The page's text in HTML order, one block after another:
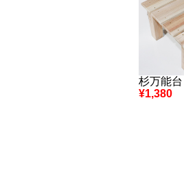
杉万能
¥1,380